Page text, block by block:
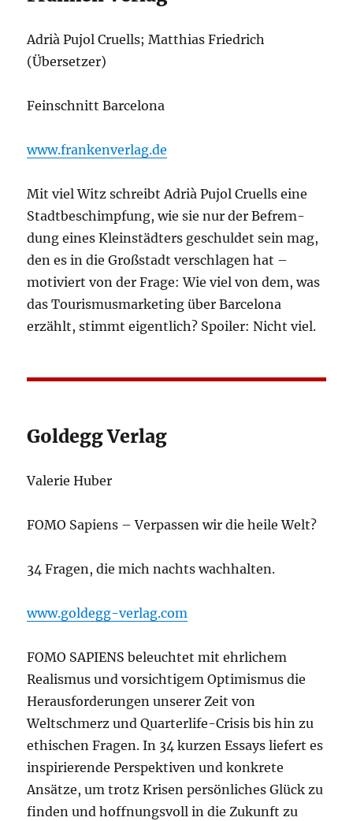
Adrià Pujol Cruells; Matthias Friedrich
(Übersetzer)
Feinschnitt Barcelona
www.frankenverlag.de
Mit viel Witz schreibt Adrià Pujol Cruells eine
Stadt­be­schimp­fung, wie sie nur der Befrem­
dung eines Klein­städ­ters geschul­det sein mag,
den es in die Groß­stadt ver­schla­gen hat –
moti­viert von der Fra­ge: Wie viel von dem, was
das Tou­ris­mus­mar­ke­ting über Bar­ce­lo­na
erzählt, stimmt eigent­lich? Spoi­ler: Nicht viel.
Goldegg Verlag
Valerie Huber
FOMO Sapiens – Verpassen wir die heile Welt?
34 Fragen, die mich nachts wachhalten.
www.goldegg-verlag.com
FOMO SAPIENS beleuchtet mit ehrlichem
Realismus und vorsichtigem Optimismus die
Herausforderungen unserer Zeit von
Weltschmerz und Quarterlife-Crisis bis hin zu
ethischen Fragen. In 34 kurzen Essays liefert es
inspirierende Perspektiven und konkrete
Ansätze, um trotz Krisen persönliches Glück zu
finden und hoffnungsvoll in die Zukunft zu